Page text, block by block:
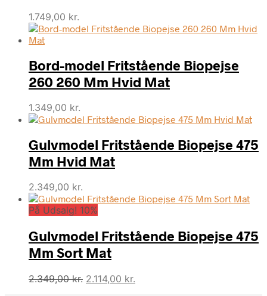
1.749,00 kr.
Bord-model Fritstående Biopejse
260 260 Mm Hvid Mat
1.349,00 kr.
Gulvmodel Fritstående Biopejse 475
Mm Hvid Mat
2.349,00 kr.
På Udsalg! 10%
Gulvmodel Fritstående Biopejse 475
Mm Sort Mat
2.349,00kr. Den
2.114,00 kr.